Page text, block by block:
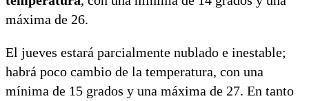
máxima de 26.
El jueves estará parcialmente nublado e inestable;
habrá poco cambio de la temperatura, con una
mínima de 15 grados y una máxima de 27. En tanto